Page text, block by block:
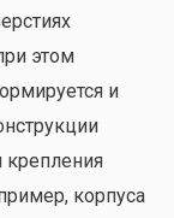
этом
и
крепления
корпуса